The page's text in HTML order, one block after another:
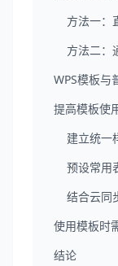
方法一：
方法二：
WPS模板与
提高模板使
建立统一
预设常用
结合云同
使用模板时
结论